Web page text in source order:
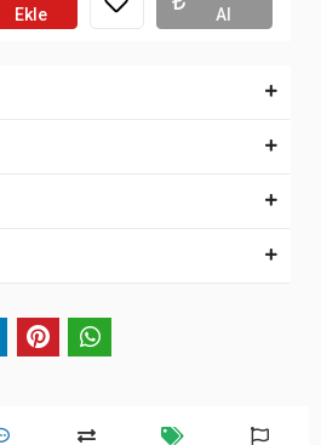
Ekle
Al